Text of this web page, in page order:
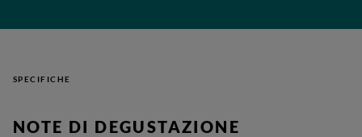
SPECIFICHE
NOTE DI DEGUSTAZIONE